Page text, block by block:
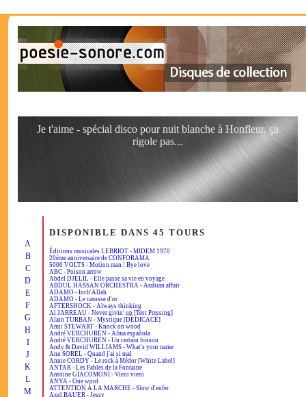
Je t'aime - spécial disco pour nuit blanche à Honfleur, ça
rigole pas...
A
B
C
D
E
F
G
H
I
J
K
L
M
DISPONIBLE DANS 45 TOURS
Éditions musicales LEBRIOT - MIDEM 1970
20ème anniversaire de CONFORAMA
5000 VOLTS - Motion man / Bye love
ABC - Poison arrow
Abdel DJELIL - Elle passe sa vie en voyage
ABDUL HASSAN ORCHESTRA - Arabian affair
ADAMO - Inch'Allah
ADAMO - Le carosse d'or
AFTERSHOCK - Always thinking
Al JARREAU - Never givin' up [Test Pressing]
Alain TURBAN - Mystique [DÉDICACÉ]
Amii STEWART - Knock on wood
André VERCHUREN - Alma española
André VERCHUREN - Un certain frisson
Andy & David WILLIAMS - What's your name
Ann SOREL - Quand j'ai si mal
Annie CORDY - Le rock à Médor [White Label]
ANTAR - Les Fables de la Fontaine
Antoine GIACOMONI - Vieni vieni
ANYA - One word
ATTENTION À LA MARCHE - Slow d'enfer
Axel BAUER - Jessy